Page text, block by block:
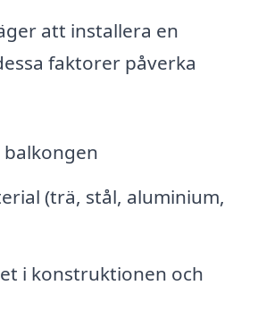
att installera en
faktorer påverka
balkongen
(trä, stål, aluminium,
i konstruktionen och